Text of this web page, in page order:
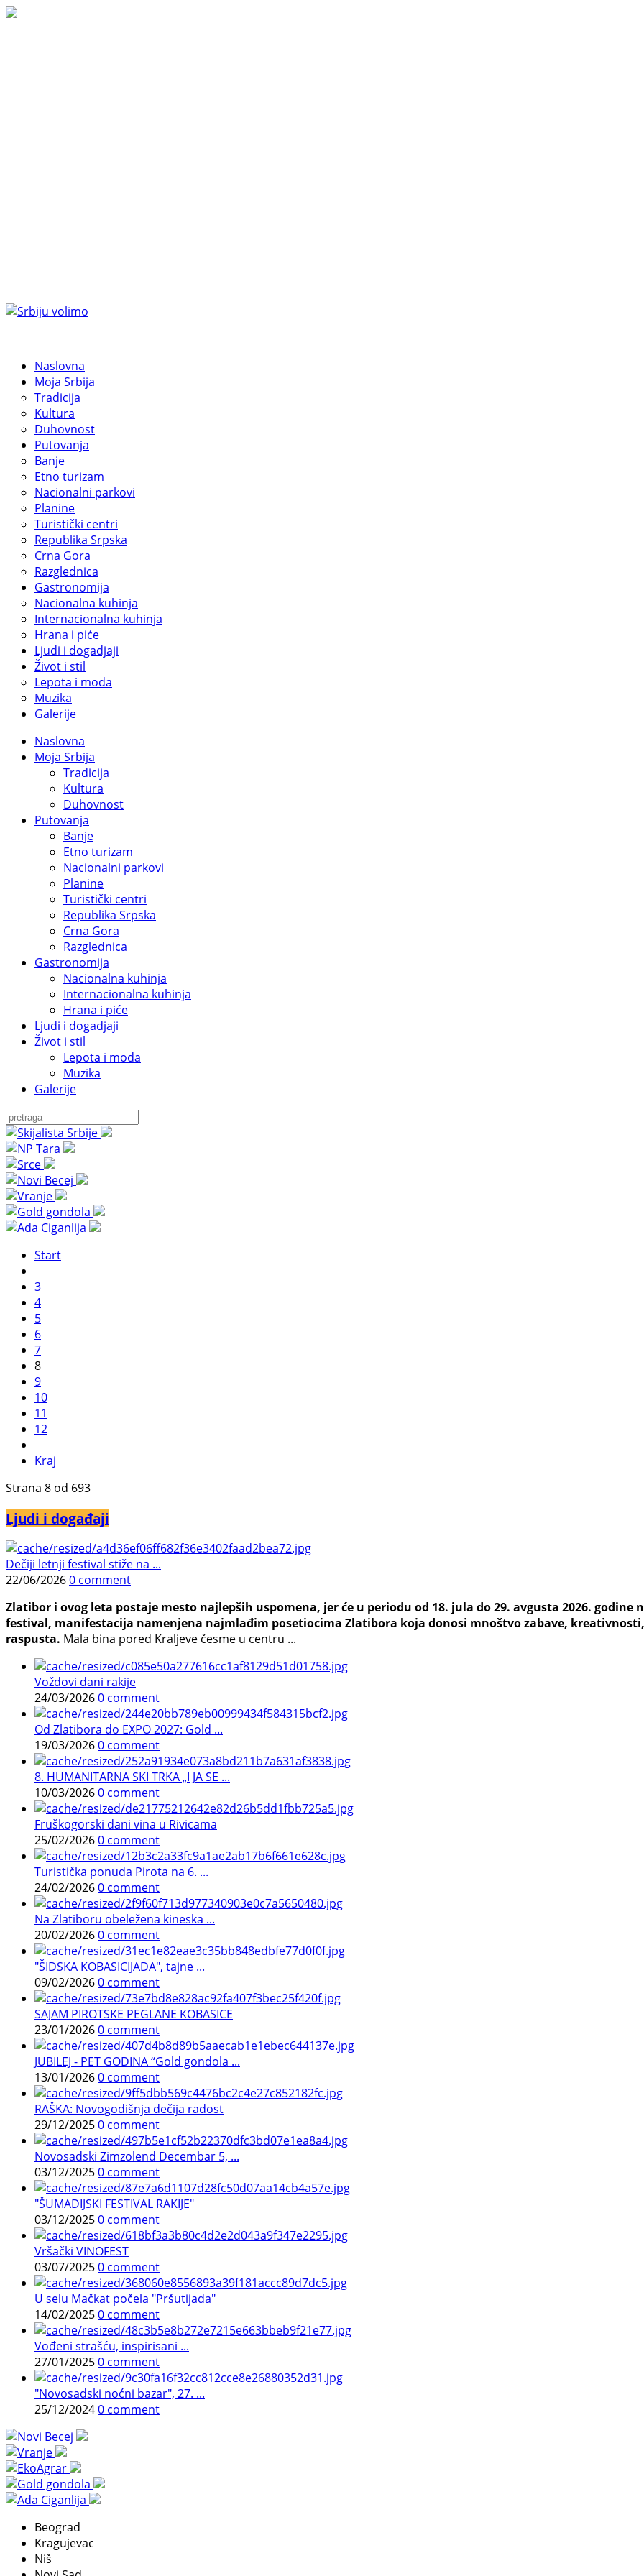
Naslovna
Moja Srbija
Tradicija
Kultura
Duhovnost
Putovanja
Banje
Etno turizam
Nacionalni parkovi
Planine
Turistički centri
Republika Srpska
Crna Gora
Razglednica
Gastronomija
Nacionalna kuhinja
Internacionalna kuhinja
Hrana i piće
Ljudi i dogadjaji
Život i stil
Lepota i moda
Muzika
Galerije
Naslovna
Moja Srbija
Tradicija
Kultura
Duhovnost
Putovanja
Banje
Etno turizam
Nacionalni parkovi
Planine
Turistički centri
Republika Srpska
Crna Gora
Razglednica
Gastronomija
Nacionalna kuhinja
Internacionalna kuhinja
Hrana i piće
Ljudi i dogadjaji
Život i stil
Lepota i moda
Muzika
Galerije
Start
3
4
5
6
7
8
9
10
11
12
Kraj
Strana 8 od 693
Ljudi i događaji
Dečiji letnji festival stiže na ...
22/06/20260 comment
Zlatibor i ovog leta postaje mesto najlepših uspomena, jer će u periodu od 18. jula do 29. avgusta 2026.
festival, manifestacija namenjena najmlađim posetiocima Zlatibora koja donosi mnoštvo zabave,
raspusta. Mala bina pored Kraljeve česme u centru ...
Voždovi dani rakije
24/03/20260 comment
Od Zlatibora do EXPO 2027: Gold ...
19/03/20260 comment
8. HUMANITARNA SKI TRKA „I JA SE ...
10/03/20260 comment
Fruškogorski dani vina u Rivicama
25/02/20260 comment
Turistička ponuda Pirota na 6. ...
24/02/20260 comment
Na Zlatiboru obeležena kineska ...
20/02/20260 comment
"ŠIDSKA KOBASICIJADA", tajne ...
09/02/20260 comment
SAJAM PIROTSKE PEGLANE KOBASICE
23/01/20260 comment
JUBILEJ - PET GODINA “Gold gondola ...
13/01/20260 comment
RAŠKA: Novogodišnja dečija radost
29/12/20250 comment
Novosadski Zimzolend Decembar 5, ...
03/12/20250 comment
"ŠUMADIJSKI FESTIVAL RAKIJE"
03/12/20250 comment
Vršački VINOFEST
03/07/20250 comment
U selu Mačkat počela "Pršutijada"
14/02/20250 comment
Vođeni strašću, inspirisani ...
27/01/20250 comment
"Novosadski noćni bazar", 27. ...
25/12/20240 comment
Beograd
Kragujevac
Niš